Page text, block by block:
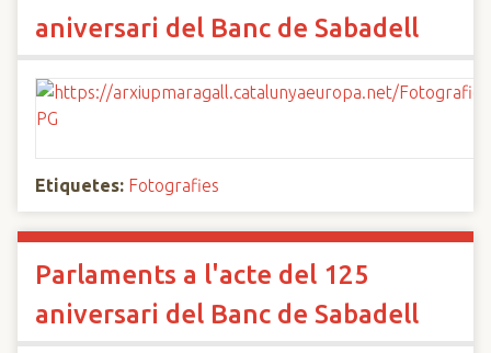
aniversari del Banc de Sabadell
Etiquetes: Fotografies
Parlaments a l'acte del 125
aniversari del Banc de Sabadell